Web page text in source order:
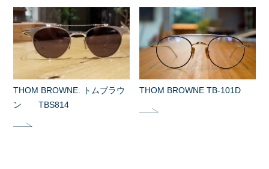
THOM BROWNE. トムブラウ
ン TBS814
THOM BROWNE TB-101D